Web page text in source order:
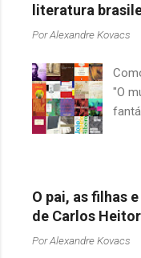
t
á
o
s
literatura
PorAlexandre Kovacs
"O
a
O pai, as filhas
de Carlos
PorAlexandre Kovacs